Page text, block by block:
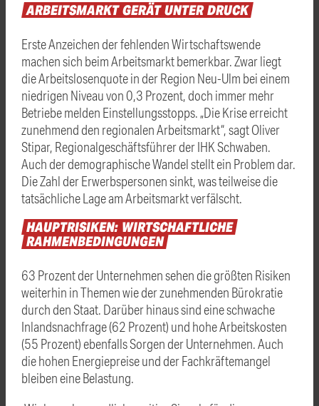
ARBEITSMARKTGERÄTUNTERDRUCK
Erste Anzeichen der fehlenden Wirtschaftswende
machen sich beim Arbeitsmarkt bemerkbar. Zwar liegt
die Arbeitslosenquote in der Region Neu-Ulm bei einem
niedrigen Niveau von 0,3 Prozent, doch immer mehr
Betriebe melden Einstellungsstopps. „Die Krise erreicht
zunehmend den regionalen Arbeitsmarkt“, sagt Oliver
Stipar, Regionalgeschäftsführer der IHK Schwaben.
Auch der demographische Wandel stellt ein Problem dar.
Die Zahl der Erwerbspersonen sinkt, was teilweise die
tatsächliche Lage am Arbeitsmarkt verfälscht.
HAUPTRISIKEN: WIRTSCHAFTLICHE
RAHMENBEDINGUNGEN
63 Prozent der Unternehmen sehen die größten Risiken
weiterhin in Themen wie der zunehmenden Bürokratie
durch den Staat. Darüber hinaus sind eine schwache
Inlandsnachfrage (62 Prozent) und hohe Arbeitskosten
(55 Prozent) ebenfalls Sorgen der Unternehmen. Auch
die hohen Energiepreise und der Fachkräftemangel
bleiben eine Belastung.